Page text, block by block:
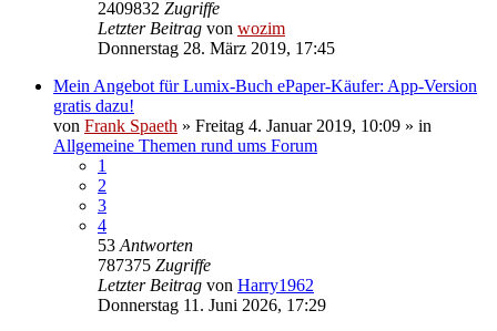
2409832 Zugriffe
Letzter Beitrag von wozim
Donnerstag 28. März 2019, 17:45
Mein Angebot für Lumix-Buch ePaper-Käufer: App-Version
gratis dazu!
von Frank Spaeth » Freitag 4. Januar 2019, 10:09 » in
Allgemeine Themen rund ums Forum
1
2
3
4
53 Antworten
787375 Zugriffe
Letzter Beitrag von Harry1962
Donnerstag 11. Juni 2026, 17:29